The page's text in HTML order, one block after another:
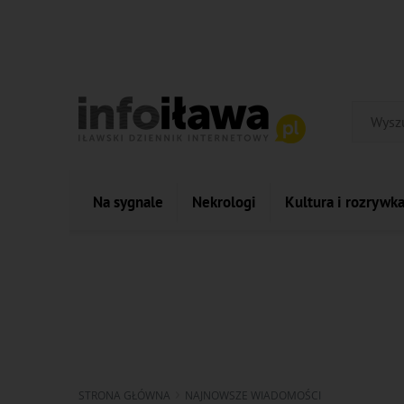
Na sygnale Nekrologi Kultura i rozrywka
STRONA GŁÓWNA NAJNOWSZE WIADOMOŚCI